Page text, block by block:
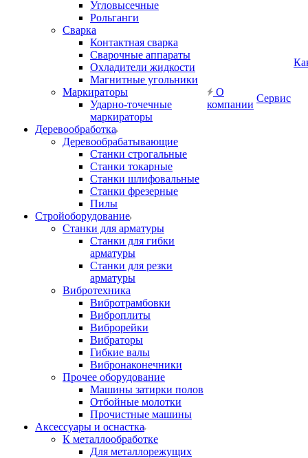
Угловысечные
Рольганги
Сварка
Контактная сварка
Сварочные аппараты
Охладители жидкости
Магнитные угольники
Маркираторы
Ударно-точечные
маркираторы
Деревообработка
Деревообрабатывающие
Станки строгальные
Станки токарные
Станки шлифовальные
Станки фрезерные
Пилы
Стройоборудование
Станки для арматуры
Станки для гибки
арматуры
Станки для резки
арматуры
Вибротехника
Вибротрамбовки
Виброплиты
Виброрейки
Вибраторы
Гибкие валы
Вибронаконечники
Прочее оборудование
Машины затирки полов
Отбойные молотки
Прочистные машины
Аксeccyapы и оснастка
К металлообработке
Для металлорежущих
О
компании
Сервис